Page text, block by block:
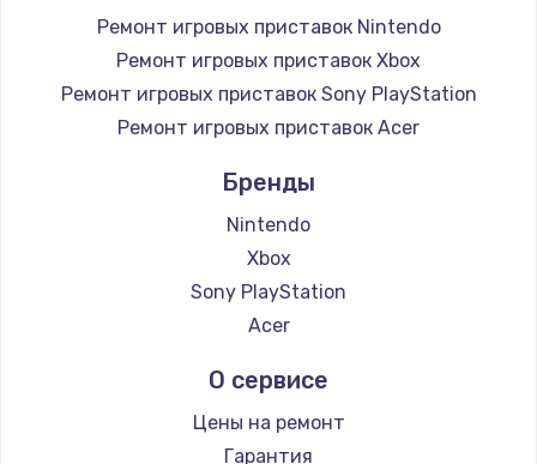
Ремонт игровых приставок Nintendo
Ремонт игровых приставок Xbox
Ремонт игровых приставок Sony PlayStation
Ремонт игровых приставок Acer
Бренды
Nintendo
Xbox
Sony PlayStation
Acer
О сервисе
Цены на ремонт
Гарантия